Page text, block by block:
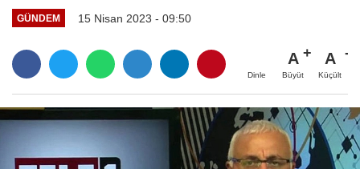
GÜNDEM 15 Nisan 2023 - 09:50
Dinle
A
Büyüt
A
Küçült